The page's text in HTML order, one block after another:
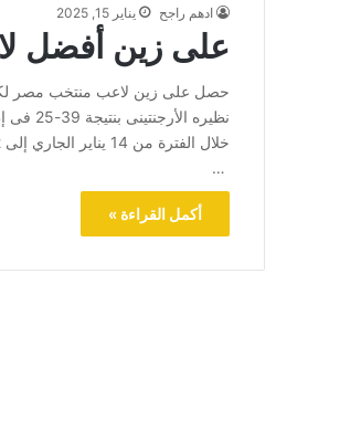
ادهم راجح يناير 15, 2025
على زين أفضل
حصل على زين لاعب منتخب مصر
نظيره
…
أكمل القراءة »